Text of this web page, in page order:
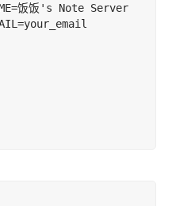
饭饭 's Note Server